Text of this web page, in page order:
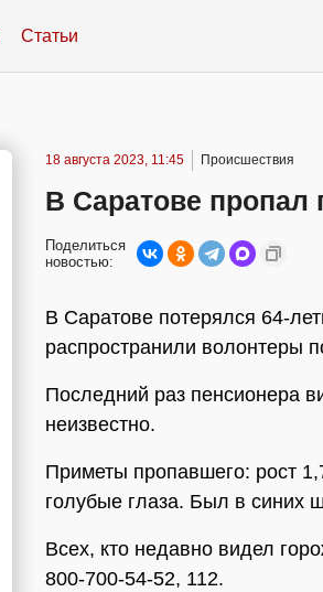
Статьи
18 августа 2023, 11:45 Происшествия
В Саратове пропал
Поделиться
новостью:
В Саратове потерялся 64-
распространили волонтеры
Последний раз пенсионера
неизвестно.
Приметы пропавшего: рост
голубые глаза. Был в синих
Всех, кто недавно видел
800-700-54-52, 112.